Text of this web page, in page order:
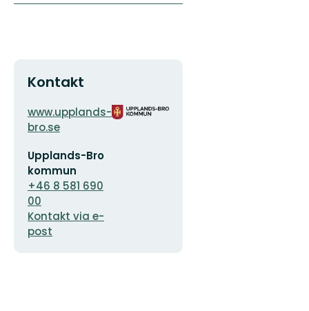
Kontakt
Adress
www.upplands-
bro.se
postadress
Upplands-Bro
kommun
+46 8 581 690
00
Kontakt via e-
post
Organisationens